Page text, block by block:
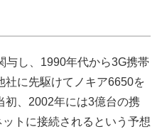
与し、1990年代から3G携帯
社に先駆けてノキア6650を
初、2002年には3億台の携
トに接続されるという予想